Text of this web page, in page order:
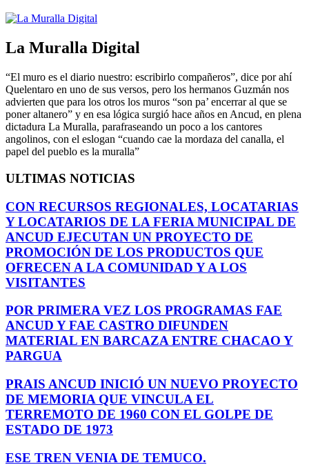
La Muralla Digital
“El muro es el diario nuestro: escribirlo compañeros”, dice por ahí
Quelentaro en uno de sus versos, pero los hermanos Guzmán nos
advierten que para los otros los muros “son pa’ encerrar al que se
poner altanero” y en esa lógica surgió hace años en Ancud, en plena
dictadura La Muralla, parafraseando un poco a los cantores
angolinos, con el eslogan “cuando cae la mordaza del canalla, el
papel del pueblo es la muralla”
ULTIMAS NOTICIAS
CON RECURSOS REGIONALES, LOCATARIAS
Y LOCATARIOS DE LA FERIA MUNICIPAL DE
ANCUD EJECUTAN UN PROYECTO DE
PROMOCIÓN DE LOS PRODUCTOS QUE
OFRECEN A LA COMUNIDAD Y A LOS
VISITANTES
POR PRIMERA VEZ LOS PROGRAMAS FAE
ANCUD Y FAE CASTRO DIFUNDEN
MATERIAL EN BARCAZA ENTRE CHACAO Y
PARGUA
PRAIS ANCUD INICIÓ UN NUEVO PROYECTO
DE MEMORIA QUE VINCULA EL
TERREMOTO DE 1960 CON EL GOLPE DE
ESTADO DE 1973
ESE TREN VENIA DE TEMUCO.